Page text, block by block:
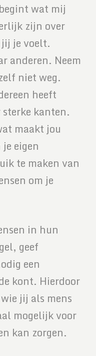
wat mij
zijn over
je voelt.
anderen. Neem
niet weg.
heeft
kanten.
maakt jou
eigen
te maken van
om je
in hun
geef
een
kont. Hierdoor
jij als mens
mogelijk voor
kan zorgen.